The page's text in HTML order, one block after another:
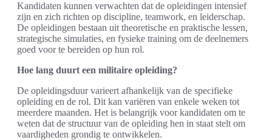
Kandidaten kunnen verwachten dat de opleidingen intensief
zijn en zich richten op discipline, teamwork, en leiderschap.
De opleidingen bestaan uit theoretische en praktische lessen,
strategische simulaties, en fysieke training om de deelnemers
goed voor te bereiden op hun rol.
Hoe lang duurt een militaire opleiding?
De opleidingsduur varieert afhankelijk van de specifieke
opleiding en de rol. Dit kan variëren van enkele weken tot
meerdere maanden. Het is belangrijk voor kandidaten om te
weten dat de structuur van de opleiding hen in staat stelt om
vaardigheden grondig te ontwikkelen.